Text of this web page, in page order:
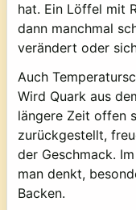
hat. Ein Löffel mit
dann manchmal
verändert oder
Auch
Wird Quark aus
längere Zeit offen
zurückgestellt,
der Geschmack.
man denkt,
Backen.